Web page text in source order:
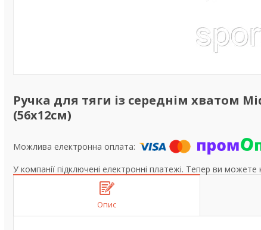
Ручка для тяги із середнім хватом
(56x12см)
У компанії підключені електронні платежі. Тепер ви
Опис